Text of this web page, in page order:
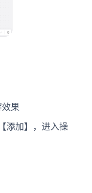
果
添加】，进入操